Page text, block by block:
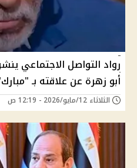
رواد التواصل الاجتماعي
أبو زهرة عن علاقته بـ
الثلاثاء 12/مايو/2026 - 12:19 ص